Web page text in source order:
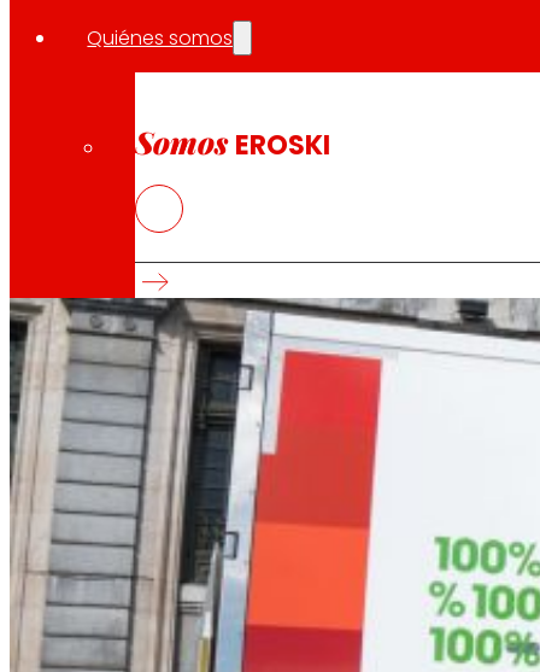
Quiénes somos
Somos EROSKI
Así somos
Todo nuestro ADN: un viaje por la misión, la
Cooperativa
Somos por y para las personas. Descubre
27.03.2026
EROSKI se suma un año más
La cooperativa y WWF colaboran desde 2004